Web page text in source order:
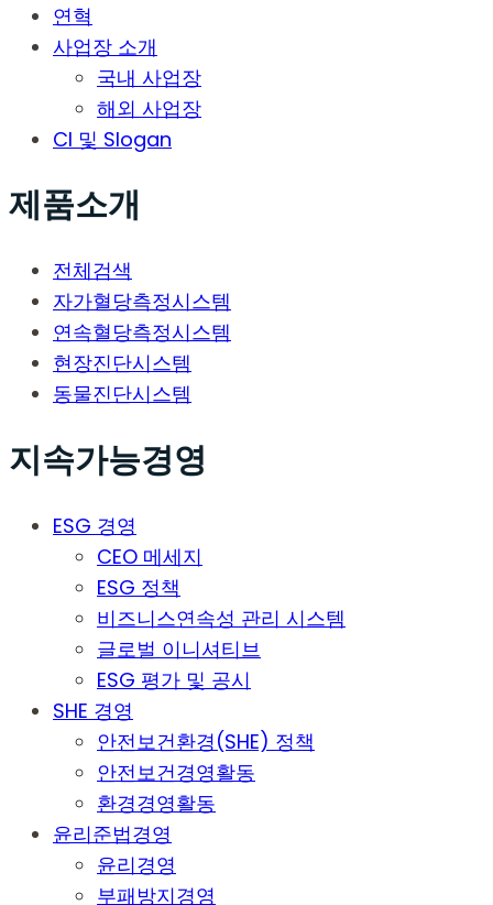
연혁
사업장 소개
국내 사업장
해외 사업장
CI 및 Slogan
제품소개
전체검색
자가혈당측정시스템
연속혈당측정시스템
현장진단시스템
동물진단시스템
지속가능경영
ESG 경영
CEO 메세지
ESG 정책
비즈니스연속성 관리 시스템
글로벌 이니셔티브
ESG 평가 및 공시
SHE 경영
안전보건환경(SHE) 정책
안전보건경영활동
환경경영활동
윤리준법경영
윤리경영
부패방지경영